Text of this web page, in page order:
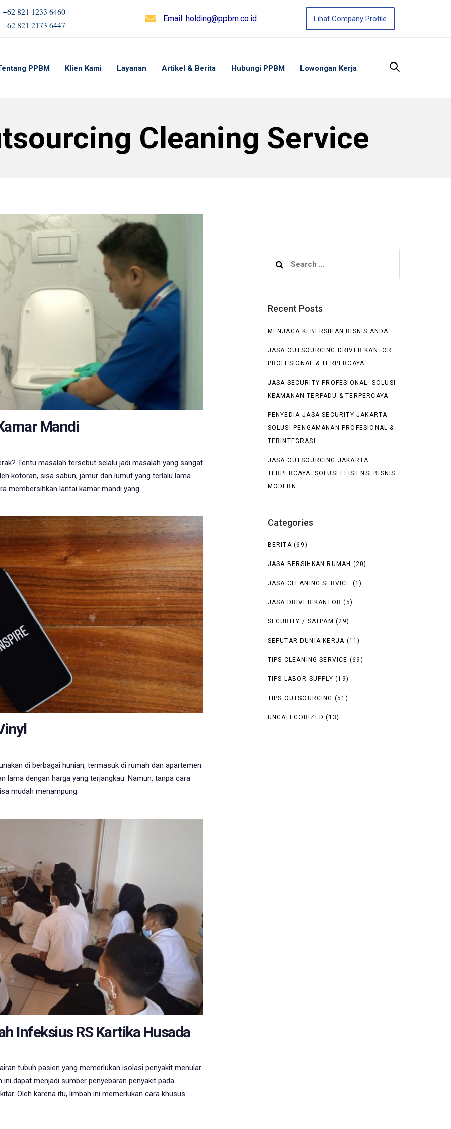
+62 821 1233 6460
+62 821 2173 6447
Email: holding@ppbm.co.id Lihat Company Profile
PPBM Klien Kami Layanan Artikel & Berita Hubungi PPBM Lowongan Kerja
Cleaning Service
Mandi
Tentu masalah tersebut selalu jadi masalah yang sangat
kotoran, sisa sabun, jamur dan lumut yang terlalu lama
membersihkan lantai kamar mandi yang
di berbagai hunian, termasuk di rumah dan apartemen.
lama dengan harga yang terjangkau. Namun, tanpa cara
mudah menampung
Infeksius RS Kartika Husada
tubuh pasien yang memerlukan isolasi penyakit menular
dapat menjadi sumber penyebaran penyakit pada
Oleh karena itu, limbah ini memerlukan cara khusus
for:
Recent Posts
MENJAGA KEBERSIHAN BISNIS ANDA
JASA OUTSOURCING DRIVER KANTOR
PROFESIONAL & TERPERCAYA
JASA SECURITY PROFESIONAL: SOLUSI
KEAMANAN TERPADU & TERPERCAYA
PENYEDIA JASA SECURITY JAKARTA:
SOLUSI PENGAMANAN PROFESIONAL &
TERINTEGRASI
JASA OUTSOURCING JAKARTA
TERPERCAYA: SOLUSI EFISIENSI BISNIS
MODERN
Categories
BERITA(69)
JASA BERSIHKAN RUMAH (20)
JASA CLEANING SERVICE (1)
JASA DRIVER KANTOR (5)
SECURITY / SATPAM (29)
SEPUTAR DUNIA KERJA (11)
TIPS CLEANING SERVICE (69)
TIPS LABOR SUPPLY (19)
TIPS OUTSOURCING (51)
UNCATEGORIZED (13)